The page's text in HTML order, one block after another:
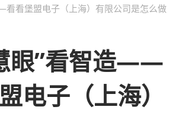
看看堡盟电子（上海）有限公司是怎么做
眼”看智造——
电子（上海）